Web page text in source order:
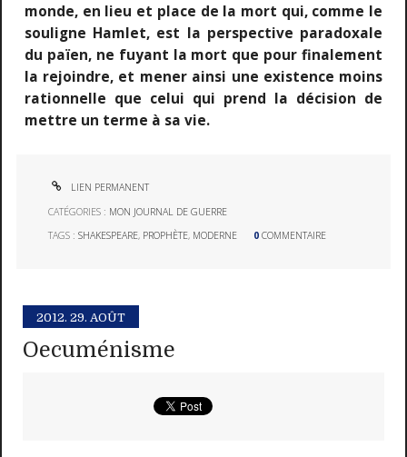
monde, en lieu et place de la mort qui, comme le
souligne Hamlet, est la perspective paradoxale
du païen, ne fuyant la mort que pour finalement
la rejoindre, et mener ainsi une existence moins
rationnelle que celui qui prend la décision de
mettre un terme à sa vie.
LIEN PERMANENT
CATÉGORIES : MON JOURNAL DE GUERRE
TAGS :SHAKESPEARE, PROPHÈTE, MODERNE 0 COMMENTAIRE
2012. 29. AOÛT
Oecuménisme